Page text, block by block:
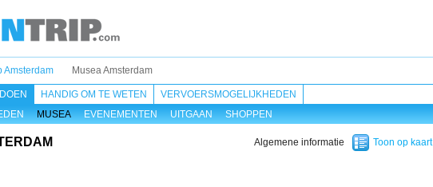
Amsterdam Musea Amsterdam
MUSEA EVENEMENTEN UITGAAN SHOPPEN
HANDIG OM TE WETEN VERVOERSMOGELIJKHEDEN
Toon op kaart
Algemene informatie